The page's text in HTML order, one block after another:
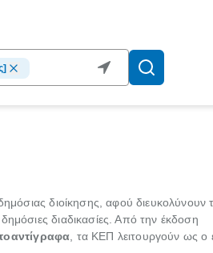
διοίκησης, αφού διευκολύνουν
διαδικασίες. Από την έκδοση
, τα ΚΕΠ λειτουργούν ως ο